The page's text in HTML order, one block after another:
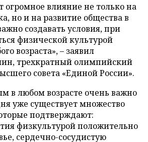
огромное влияние не только на
но и на развитие общества в
создавать условия, при
физической культурой
возраста», – заявил
трехкратный олимпийский
совета «Единой России».
в любом возрасте очень важно
уже существует множество
подтверждают:
физкультурой положительно
сердечно-сосудистую